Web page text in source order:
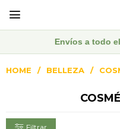

Envíos a todo
HOME BELLEZA